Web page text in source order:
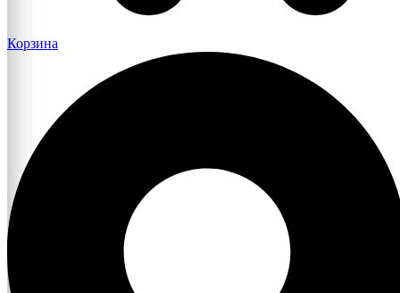
Корзина